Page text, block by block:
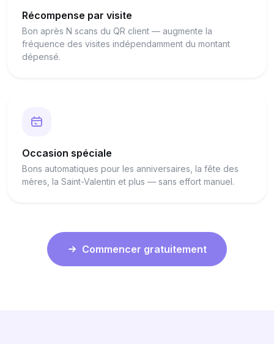
Récompense par visite
Bon après N scans du QR client — augmente la
fréquence des visites indépendamment du montant
dépensé.
Occasion spéciale
Bons automatiques pour les anniversaires, la fête des
mères, la Saint-Valentin et plus — sans effort manuel.
Commencer gratuitement